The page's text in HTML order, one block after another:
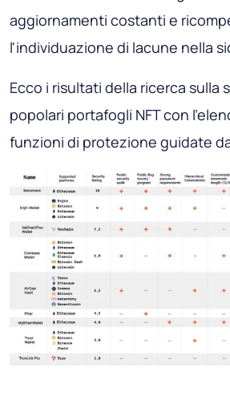
aggiornamenti costanti e
l'individuazione di lacune nella
Ecco i risultati della ricerca sulla
popolari portafogli NFT con
funzioni di protezione guidate